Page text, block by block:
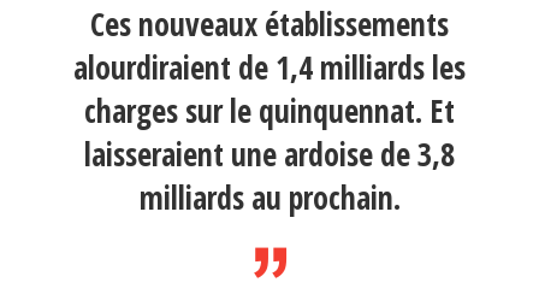
Ces nouveaux établissements
alourdiraient de 1,4 milliards les
charges sur le quinquennat. Et
laisseraient une ardoise de 3,8
milliards au prochain.